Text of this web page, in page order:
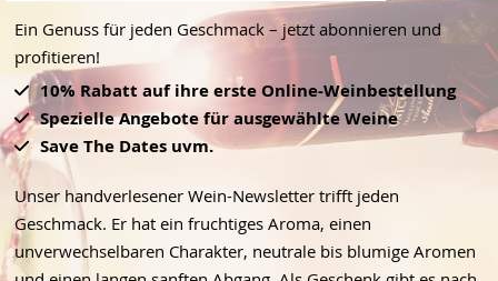
Ein Genuss für jeden Geschmack – jetzt abonnieren und
profitieren!
10% Rabatt auf ihre erste Online-Weinbestellung
Spezielle Angebote für ausgewählte Weine
Save The Dates uvm.
Unser handverlesener Wein-Newsletter trifft jeden
Geschmack. Er hat ein fruchtiges Aroma, einen
unverwechselbaren Charakter, neutrale bis blumige Aromen